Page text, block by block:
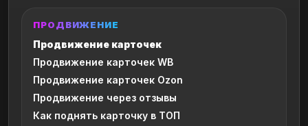
ПРОДВИЖЕНИЕ
Продвижение карточек
Продвижение карточек WB
Продвижение карточек Ozon
Продвижение через отзывы
Как поднять карточку в ТОП